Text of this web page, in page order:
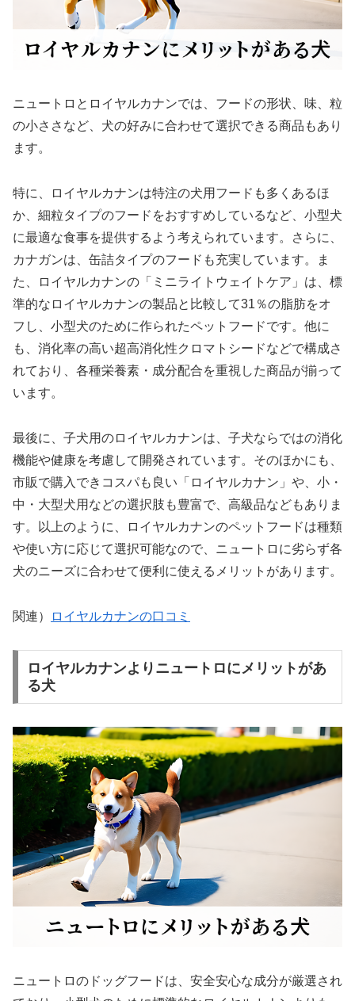
ニュートロとロイヤルカナンでは、フードの形状、味、粒
の小ささなど、犬の好みに合わせて選択できる商品もあり
ます。
特に、ロイヤルカナンは特注の犬用フードも多くあるほ
か、細粒タイプのフードをおすすめしているなど、小型犬
に最適な食事を提供するよう考えられています。さらに、
カナガンは、缶詰タイプのフードも充実しています。ま
た、ロイヤルカナンの「ミニライトウェイトケア」は、標
準的なロイヤルカナンの製品と比較して31％の脂肪をオ
フし、小型犬のために作られたペットフードです。他に
も、消化率の高い超高消化性クロマトシードなどで構成さ
れており、各種栄養素・成分配合を重視した商品が揃って
います。
最後に、子犬用のロイヤルカナンは、子犬ならではの消化
機能や健康を考慮して開発されています。そのほかにも、
市販で購入できコスパも良い「ロイヤルカナン」や、小・
中・大型犬用などの選択肢も豊富で、高級品などもありま
す。以上のように、ロイヤルカナンのペットフードは種類
や使い方に応じて選択可能なので、ニュートロに劣らず各
犬のニーズに合わせて便利に使えるメリットがあります。
関連） ロイヤルカナンの口コミ
ロイヤルカナンよりニュートロにメリットがあ
る犬
ニュートロのドッグフードは、安全安心な成分が厳選され